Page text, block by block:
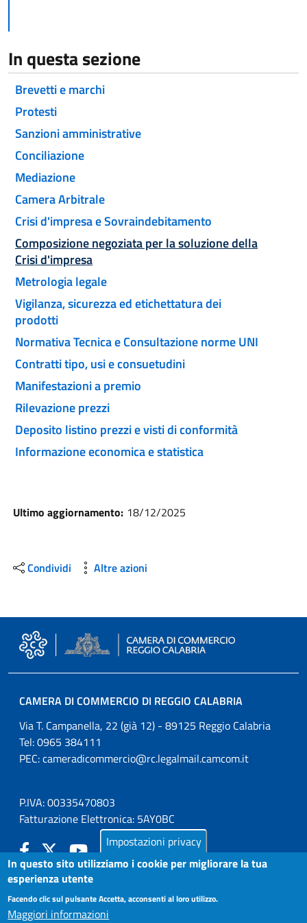
In questa sezione
Brevetti e marchi
Protesti
Sanzioni amministrative
Conciliazione
Mediazione
Camera Arbitrale
Crisi d'impresa e Sovraindebitamento
Composizione negoziata per la soluzione della
Crisi d'impresa
Metrologia legale
Vigilanza, sicurezza ed etichettatura dei
prodotti
Normativa Tecnica e Consultazione norme UNI
Contratti tipo, usi e consuetudini
Manifestazioni a premio
Rilevazione prezzi
Deposito listino prezzi e visti di conformità
Informazione economica e statistica
Ultimo aggiornamento: 18/12/2025
Condividi Altre azioni
CAMERA DI COMMERCIO DI REGGIO CALABRIA
Via T. Campanella, 22 (già 12) - 89125 Reggio Calabria
Tel: 0965 384111
PEC:cameradicommercio@rc.legalmail.camcom.it
P.IVA: 00335470803
Fatturazione Elettronica: 5AY0BC
LA CAMERA
PUBBLICITÀ LEGALE
Impostazioni privacy
In questo sito utilizziamo i cookie per migliorare la tua
esperienza utente
Facendo clic sul pulsante Accetta, acconsenti al loro utilizzo.
Maggiori informazioni